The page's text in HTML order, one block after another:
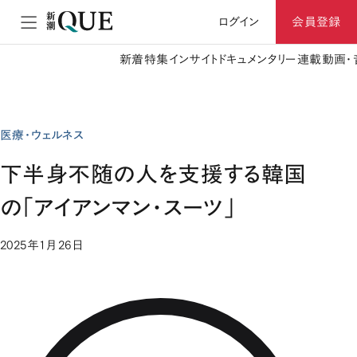
ログイン 会員登録
新着特集 インサイト ドキュメンタリー 連載動画
医療・ウェルネス
下半身不随の人を支援する韓国
の「アイアンマン・スーツ」
2025年1月26日